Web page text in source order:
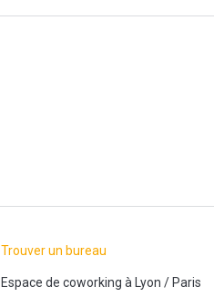
Trouver un bureau
Espace de coworking à Lyon /Paris